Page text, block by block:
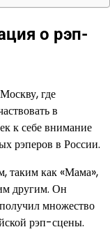
о рэп-
где
в
к себе внимание
рэперов в России.
таким как «Мама»,
другим. Он
множество
рэп-сцены.